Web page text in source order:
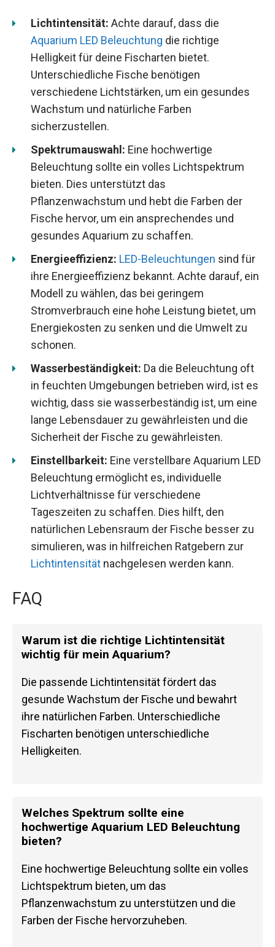
Lichtintensität: Achte darauf, dass die
Aquarium LED Beleuchtung die richtige
Helligkeit für deine Fischarten bietet.
Unterschiedliche Fische benötigen
verschiedene Lichtstärken, um ein gesundes
Wachstum und natürliche Farben
sicherzustellen.
Spektrumauswahl: Eine hochwertige
Beleuchtung sollte ein volles Lichtspektrum
bieten. Dies unterstützt das
Pflanzenwachstum und hebt die Farben der
Fische hervor, um ein ansprechendes und
gesundes Aquarium zu schaffen.
Energieeffizienz: LED-Beleuchtungen sind für
ihre Energieeffizienz bekannt. Achte darauf, ein
Modell zu wählen, das bei geringem
Stromverbrauch eine hohe Leistung bietet, um
Energiekosten zu senken und die Umwelt zu
schonen.
Wasserbeständigkeit: Da die Beleuchtung oft
in feuchten Umgebungen betrieben wird, ist es
wichtig, dass sie wasserbeständig ist, um eine
lange Lebensdauer zu gewährleisten und die
Sicherheit der Fische zu gewährleisten.
Einstellbarkeit: Eine verstellbare Aquarium LED
Beleuchtung ermöglicht es, individuelle
Lichtverhältnisse für verschiedene
Tageszeiten zu schaffen. Dies hilft, den
natürlichen Lebensraum der Fische besser zu
simulieren, was in hilfreichen Ratgebern zur
Lichtintensität nachgelesen werden kann.
FAQ
Warum ist die richtige Lichtintensität
wichtig für mein Aquarium?
Die passende Lichtintensität fördert das
gesunde Wachstum der Fische und bewahrt
ihre natürlichen Farben. Unterschiedliche
Fischarten benötigen unterschiedliche
Helligkeiten.
Welches Spektrum sollte eine
hochwertige Aquarium LED Beleuchtung
bieten?
Eine hochwertige Beleuchtung sollte ein volles
Lichtspektrum bieten, um das
Pflanzenwachstum zu unterstützen und die
Farben der Fische hervorzuheben.